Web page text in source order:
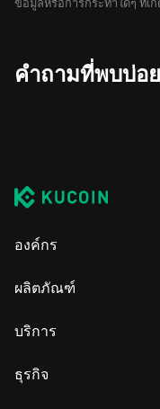
ข้อมูลหรือการกระทำใดๆ ที่เ
คำถามที่พบบ่อย
องค์กร
ผลิตภัณฑ์
บริการ
ธุรกิจ